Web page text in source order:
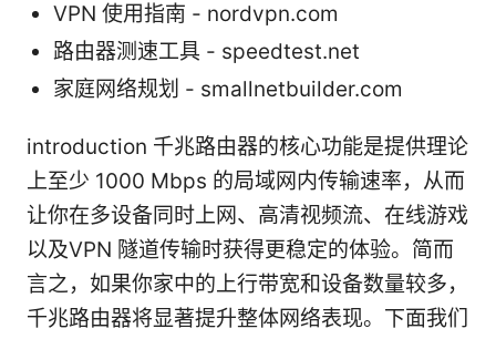
VPN 使用指南 - nordvpn.com
路由器测速工具 - speedtest.net
家庭网络规划 - smallnetbuilder.com
introduction 千兆路由器的核心功能是提供理论
上至少 1000 Mbps 的局域网内传输速率，从而
让你在多设备同时上网、高清视频流、在线游戏
以及VPN 隧道传输时获得更稳定的体验。简而
言之，如果你家中的上行带宽和设备数量较多，
千兆路由器将显著提升整体网络表现。下面我们